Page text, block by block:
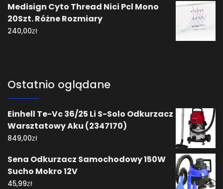
Medisign Cyto Thread Nici Pcl Mono
20Szt. Różne Rozmiary
240,00zł
Ostatnio oglądane
Einhell Te-Vc 36/25 Li S-Solo Odkurzacz
Warsztatowy Aku (2347170)
849,00zł
Sena Odkurzacz Samochodowy 150W
Sucho Mokro 12V
45,99zł